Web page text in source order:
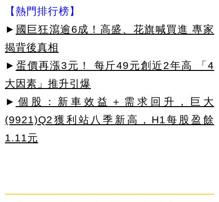
【熱門排行榜】
► 國巨狂瀉逾6成！高盛、花旗喊買進 專家
揭背後真相
► 蛋價再漲3元！ 每斤49元創近2年高 「4
大因素」推升引爆
► 個股：新車效益＋需求回升，巨大
(9921)Q2獲利站八季新高，H1每股盈餘
1.11元